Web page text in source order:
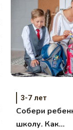
3-7 лет
Собери
школу. Как